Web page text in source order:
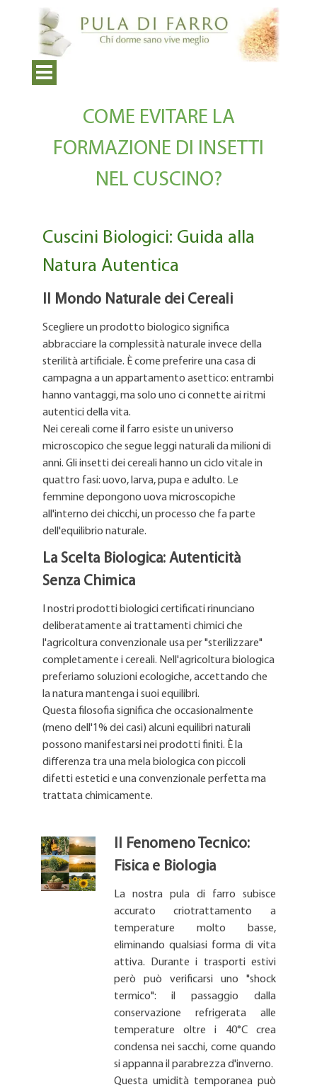
COME EVITARE LA
FORMAZIONE DI INSETTI
NEL CUSCINO?
Cuscini Biologici: Guida alla
Natura Autentica
Il Mondo Naturale dei Cereali
Scegliere un prodotto biologico significa
abbracciare la complessità naturale invece della
sterilità artificiale. È come preferire una casa di
campagna a un appartamento asettico: entrambi
hanno vantaggi, ma solo uno ci connette ai ritmi
autentici della vita.
Nei cereali come il farro esiste un universo
microscopico che segue leggi naturali da milioni di
anni. Gli insetti dei cereali hanno un ciclo vitale in
quattro fasi: uovo, larva, pupa e adulto. Le
femmine depongono uova microscopiche
all'interno dei chicchi, un processo che fa parte
dell'equilibrio naturale.
La Scelta Biologica: Autenticità
Senza Chimica
I nostri prodotti biologici certificati rinunciano
deliberatamente ai trattamenti chimici che
l'agricoltura convenzionale usa per "sterilizzare"
completamente i cereali. Nell'agricoltura biologica
preferiamo soluzioni ecologiche, accettando che
la natura mantenga i suoi equilibri.
Questa filosofia significa che occasionalmente
(meno dell'1% dei casi) alcuni equilibri naturali
possono manifestarsi nei prodotti finiti. È la
differenza tra una mela biologica con piccoli
difetti estetici e una convenzionale perfetta ma
trattata chimicamente.
Il Fenomeno Tecnico:
Fisica e Biologia
La nostra pula di farro subisce
accurato criotrattamento a
temperature molto basse,
eliminando qualsiasi forma di vita
attiva. Durante i trasporti estivi
però può verificarsi uno "shock
termico": il passaggio dalla
conservazione refrigerata alle
temperature oltre i 40°C crea
condensa nei sacchi, come quando
si appanna il parabrezza d'inverno.
Questa umidità temporanea può